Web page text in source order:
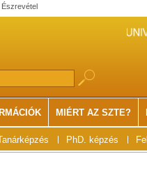
Észrevétel
PhD. képzés
MIÉRT AZ SZTE?